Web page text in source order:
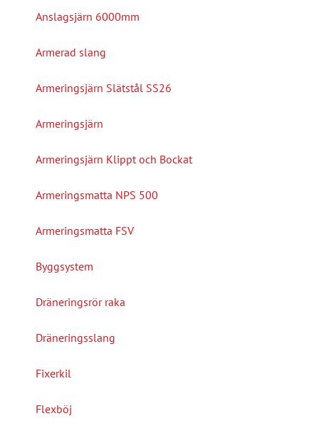
Anslagsjärn 6000mm
Armerad slang
Armeringsjärn Slätstål SS26
Armeringsjärn
Armeringsjärn Klippt och Bockat
Armeringsmatta NPS 500
Armeringsmatta FSV
Byggsystem
Dräneringsrör raka
Dräneringsslang
Fixerkil
Flexböj